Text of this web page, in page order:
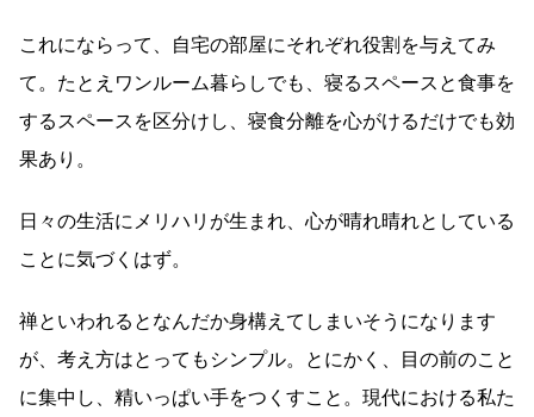
これにならって、自宅の部屋にそれぞれ役割を与えてみ
て。たとえワンルーム暮らしでも、寝るスペースと食事を
するスペースを区分けし、寝食分離を心がけるだけでも効
果あり。
日々の生活にメリハリが生まれ、心が晴れ晴れとしている
ことに気づくはず。
禅といわれるとなんだか身構えてしまいそうになります
が、考え方はとってもシンプル。とにかく、目の前のこと
に集中し、精いっぱい手をつくすこと。現代における私た